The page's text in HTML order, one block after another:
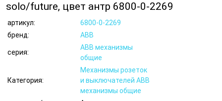
solo/future, цвет антр 6800-0-2269
артикул:
6800-0-2269
бренд:
ABB
серия:
ABB механизмы
общие
Категория:
Механизмы розеток
и выключателей ABB
механизмы общие